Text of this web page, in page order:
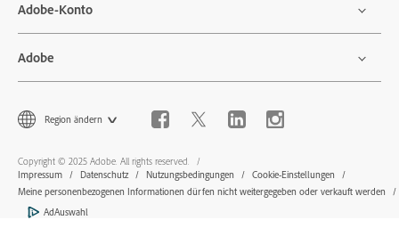
Adobe-Konto
Adobe
Region ändern
Copyright © 2025 Adobe. All rights reserved.
Impressum
Datenschutz Nutzungsbedingungen
Cookie-Einstellungen
Meine personenbezogenen Informationen dürfen nicht weitergegeben oder verkauft werden
AdAuswahl